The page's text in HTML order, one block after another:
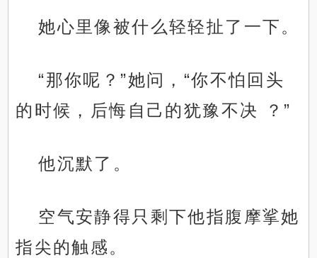
她心里像被什么轻轻扯了一下。
“那你呢？”她问，“你不怕回头
的时候，后悔自己的犹豫不决 ？”
他沉默了。
空气安静得只剩下他指腹摩挲她
指尖的触感。